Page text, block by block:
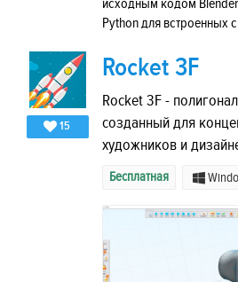
исходным кодом
Python для встроенных
15
Rocket 3F
Rocket 3F -
созданный для
художников и
Бесплатная